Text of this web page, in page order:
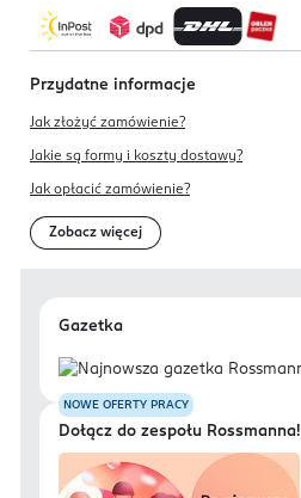
Przydatne informacje
Jak złożyć zamówienie?
Jakie są formy i koszty dostawy?
Jak opłacić zamówienie?
Zobacz więcej
Gazetka
NOWE OFERTY PRACY
Dołącz do zespołu Rossmanna!